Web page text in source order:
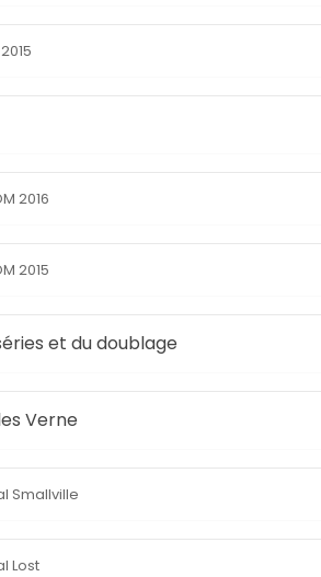
2016
2015
et du doublage
Verne
Smallville
Lost